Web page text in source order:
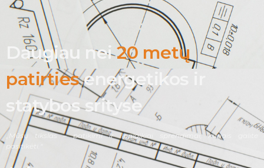
Daugiau nei20 metų
patirtiesenergetikos ir
statybos srityse
„Mūsų tikslas – patikimi ir ilgalaikiai sprendimai, kuriais galite
pasitikėti.“